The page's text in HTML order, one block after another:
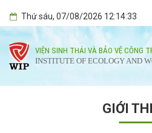
Thứ sáu, 07/08/2026 12:14:33
VIỆN SINH THÁI VÀ BẢO VỆ CÔNG
INSTITUTE OF ECOLOGY AND
GIỚI